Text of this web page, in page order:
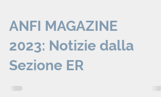
ANFI MAGAZINE
2023: Notizie dalla
Sezione ER